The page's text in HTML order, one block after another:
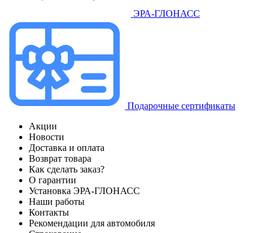
ЭРА-ГЛОНАСС
Подарочные сертификаты
Акции
Новости
Доставка и оплата
Возврат товара
Как сделать заказ?
О гарантии
Установка ЭРА-ГЛОНАСС
Наши работы
Контакты
Рекомендации для автомобиля